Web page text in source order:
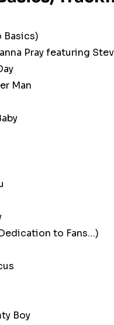
Basics)
Pray featuring
Man
to Fans…)
Boy